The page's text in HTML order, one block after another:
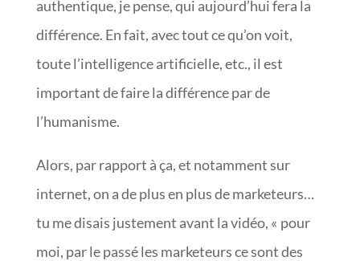
authentique, je pense, qui aujourd’hui fera la
différence. En fait, avec tout ce qu’on voit,
toute l’intelligence artificielle, etc., il est
important de faire la différence par de
l’humanisme.
Alors, par rapport à ça, et notamment sur
internet, on a de plus en plus de marketeurs…
tu me disais justement avant la vidéo, « pour
moi, par le passé les marketeurs ce sont des